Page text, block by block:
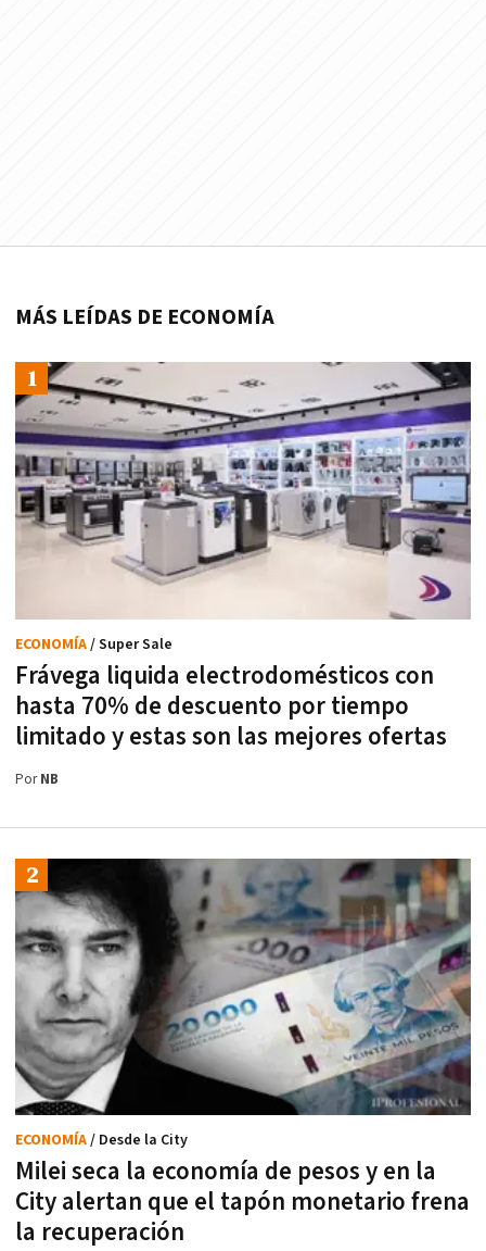
MÁS LEÍDAS DE ECONOMÍA
Frávega liquida electrodomésticos con
hasta 70% de descuento por tiempo
limitado y estas son las mejores ofertas
ECONOMÍA/ Super Sale
PorNB
Milei seca la economía de pesos y en la
City alertan que el tapón monetario frena
la recuperación
ECONOMÍA/ Desde la City